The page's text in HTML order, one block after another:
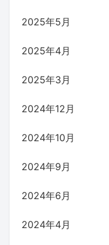
2025年5月
2025年4月
2025年3月
2024年12月
2024年10月
2024年9月
2024年6月
2024年4月